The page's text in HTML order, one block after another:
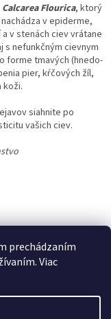
prechádzaním
Viac
Calcarea Flourica, ktorý
v epiderme,
v stenách ciev vrátane
s nefunkčným cievnym
forme tmavých (hnedo-
pier, kŕčových žíl,
koži.
siahnite po
vašich ciev.
ČLÁNOK